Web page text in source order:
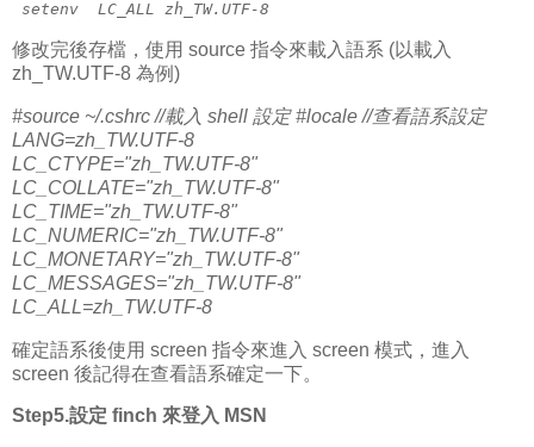
setenv  LC_ALL zh_TW.UTF-8
修改完後存檔，使用 source 指令來載入語系 (以載入
zh_TW.UTF-8 為例)
#source ~/.cshrc //載入 shell 設定 #locale //查看語系設定
LANG=zh_TW.UTF-8
LC_CTYPE="zh_TW.UTF-8"
LC_COLLATE="zh_TW.UTF-8"
LC_TIME="zh_TW.UTF-8"
LC_NUMERIC="zh_TW.UTF-8"
LC_MONETARY="zh_TW.UTF-8"
LC_MESSAGES="zh_TW.UTF-8"
LC_ALL=zh_TW.UTF-8
確定語系後使用 screen 指令來進入 screen 模式，進入
screen 後記得在查看語系確定一下。
Step5.設定 finch 來登入 MSN